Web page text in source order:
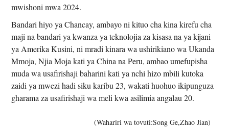
mwishoni mwa 2024.
Bandari hiyo ya Chancay, ambayo ni kituo cha kina kirefu cha
maji na bandari ya kwanza ya teknolojia za kisasa na ya kijani
ya Amerika Kusini, ni mradi kinara wa ushirikiano wa Ukanda
Mmoja, Njia Moja kati ya China na Peru, ambao umefupisha
muda wa usafirishaji baharini kati ya nchi hizo mbili kutoka
zaidi ya mwezi hadi siku karibu 23, wakati huohuo ikipunguza
gharama za usafirishaji wa meli kwa asilimia angalau 20.
(Wahariri wa tovuti:Song Ge,Zhao Jian)